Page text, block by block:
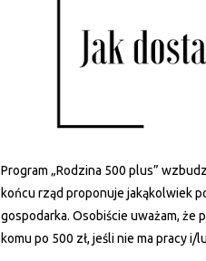
Program „Rodzina 500 plus”
końcu rząd proponuje jakąkolwiek
gospodarka. Osobiście uważam, że
komu po 500 zł, jeśli nie ma pracy